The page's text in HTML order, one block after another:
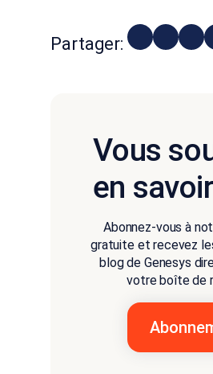
Partager:
Vous
en
Abonnez-vous à
gratuite et recevez
blog de Genesys
votre boîte de